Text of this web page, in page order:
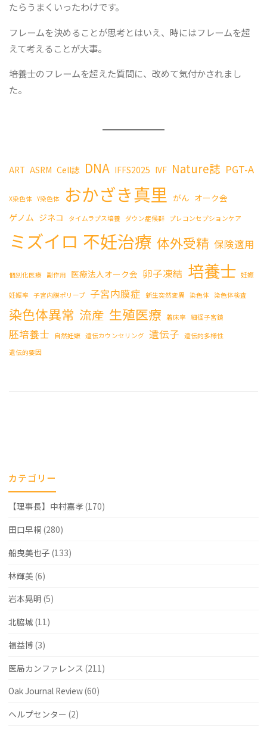
たらうまくいったわけです。
フレームを決めることが思考とはいえ、時にはフレームを超
えて考えることが大事。
培養士のフレームを超えた質問に、改めて気付かされまし
た。
ART ASRM Cell誌 DNA IFFS2025 IVF Nature誌 PGT-A
X染色体 Y染色体 おかざき真里 がん オーク会
ゲノム ジネコ タイムラプス培養 ダウン症候群 プレコンセプションケア
ミズイロ 不妊治療 体外受精 保険適用
個別化医療 副作用 医療法人オーク会 卵子凍結 培養士 妊娠
妊娠率 子宮内膜ポリープ 子宮内膜症 新生突然変異 染色体 染色体検査
染色体異常 流産 生殖医療 着床率 細径子宮鏡
胚培養士 自然妊娠 遺伝カウンセリング 遺伝子
遺伝的多様性
遺伝的要因
カテゴリー
【理事長】中村嘉孝(170)
田口早桐 (280)
船曳美也子 (133)
林輝美 (6)
岩本晃明 (5)
北脇城 (11)
福益博 (3)
医局カンファレンス (211)
Oak Journal Review(60)
ヘルプセンター (2)